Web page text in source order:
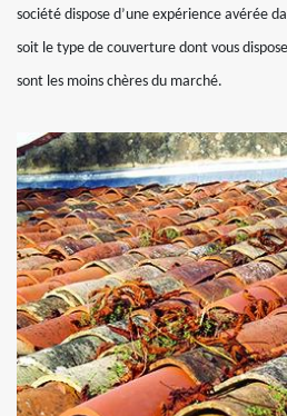
société dispose d’une expérience avérée
soit le type de couverture dont vous
sont les moins chères du marché.